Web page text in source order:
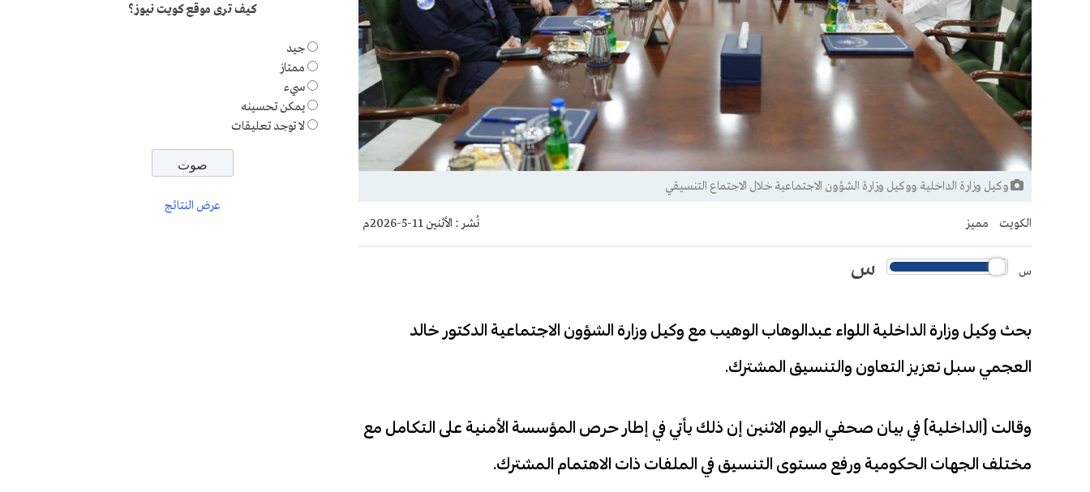
وكيل وزارة الداخلية ووكيل وزارة الشؤون الاجتماعية خلال الاجتماع التنسيقي
الكويت مميز نُشر : الأثنين 11-5-2026م
س س
بحث وكيل وزارة الداخلية اللواء عبدالوهاب الوهيب مع وكيل وزارة الشؤون الاجتماعية الدكتور خالد
العجمي سبل تعزيز التعاون والتنسيق المشترك.
وقالت (الداخلية) في بيان صحفي اليوم الاثنين إن ذلك يأتي في إطار حرص المؤسسة الأمنية على التكامل مع
مختلف الجهات الحكومية ورفع مستوى التنسيق في الملفات ذات الاهتمام المشترك.
كيف ترى موقع كويت نيوز؟
جيد
ممتاز
سيء
يمكن تحسينه
لا توجد تعليقات
عرض النتائج